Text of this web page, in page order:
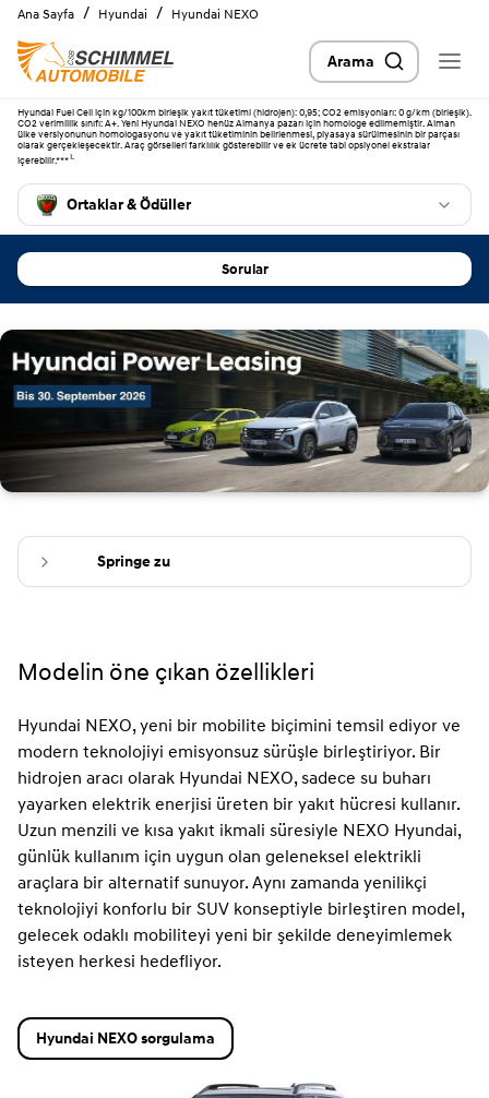
Ana Sayfa / Hyundai / Hyundai NEXO
Arama
Hyundai NEXO - 826km'ye kadar menzile sahip hidrojen
SUV10
Hyundai Fuel Cell için kg/100km birleşik yakıt tüketimi (hidrojen): 0,95; CO2 emisyonları: 0 g/km (birleşik).
CO2 verimlilik sınıfı: A+. Yeni Hyundai NEXO henüz Almanya pazarı için homologe edilmemiştir. Alman
ülke versiyonunun homologasyonu ve yakıt tüketiminin belirlenmesi, piyasaya sürülmesinin bir parçası
olarak gerçekleşecektir. Araç görselleri farklılık gösterebilir ve ek ücrete tabi opsiyonel ekstralar
içerebilir.***I.
Ortaklar & Ödüller
Sorular
Springe zu
Modelin öne çıkan özellikleri
Hyundai NEXO, yeni bir mobilite biçimini temsil ediyor ve
modern teknolojiyi emisyonsuz sürüşle birleştiriyor. Bir
hidrojen aracı olarak Hyundai NEXO, sadece su buharı
yayarken elektrik enerjisi üreten bir yakıt hücresi kullanır.
Uzun menzili ve kısa yakıt ikmali süresiyle NEXO Hyundai,
günlük kullanım için uygun olan geleneksel elektrikli
araçlara bir alternatif sunuyor. Aynı zamanda yenilikçi
teknolojiyi konforlu bir SUV konseptiyle birleştiren model,
gelecek odaklı mobiliteyi yeni bir şekilde deneyimlemek
isteyen herkesi hedefliyor.
Hyundai NEXO sorgulama